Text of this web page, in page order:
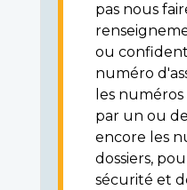
pas nous
ou
numéro
les numéros
par un ou
encore les
dossiers,
sécurité et